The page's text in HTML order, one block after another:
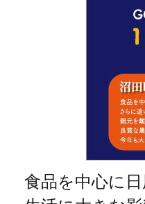
食品を中心に